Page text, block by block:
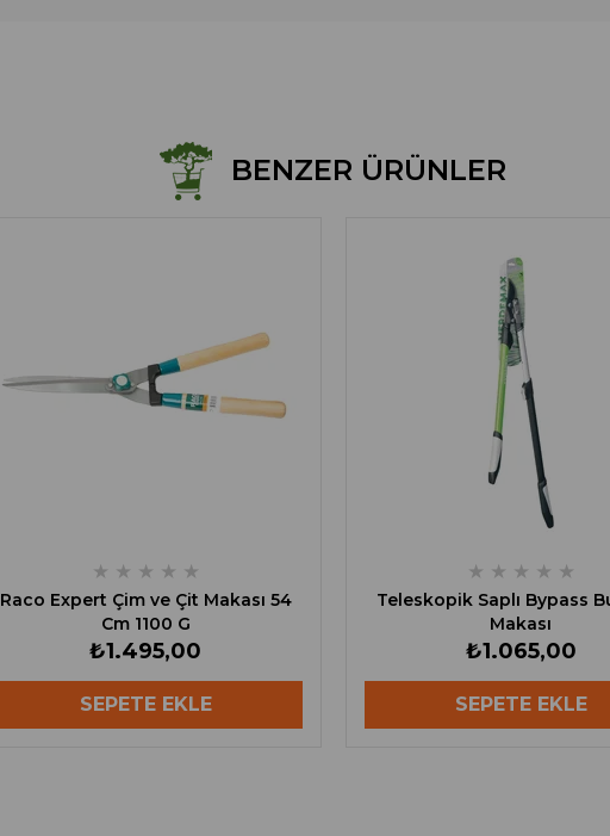
BENZER ÜRÜNLER
★ ★ ★ ★ ★
Raco Expert Çim ve Çit Makası 54
Cm 1100 G
₺1.495,00
SEPETE EKLE
★ ★ ★ ★ ★
Teleskopik Saplı Bypass
Makası
₺1.065,00
SEPETE EKLE